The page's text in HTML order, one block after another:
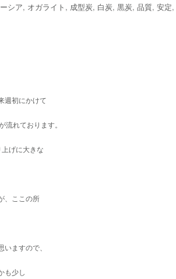
シア, オガライト , 成型炭, 白炭, 黒炭, 品質, 安定,
週初にかけて
流れております。
げに大きな
、ここの所
ますので、
も少し